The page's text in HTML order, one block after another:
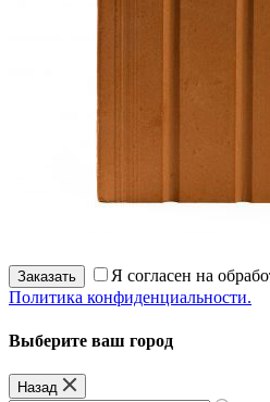
Заказать
Я согласен на
Политика конфиденциальности.
Выберите ваш город
Назад